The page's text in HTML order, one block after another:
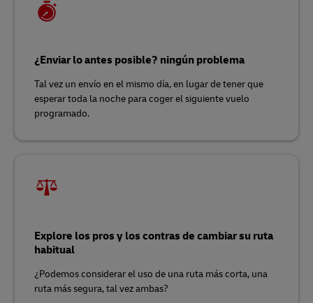
¿Enviar lo antes posible? ningún problema
Tal vez un envío en el mismo día, en lugar de tener que
esperar toda la noche para coger el siguiente vuelo
programado.
Explore los pros y los contras de cambiar su ruta
habitual
¿Podemos considerar el uso de una ruta más corta, una
ruta más segura, tal vez ambas?